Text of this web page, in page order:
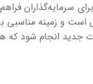
سرمایه‌گذاران
و زمینه مناسبی
انجام شود که